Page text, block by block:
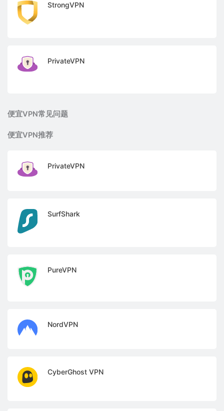
StrongVPN
PrivateVPN
便宜VPN常见问题
便宜VPN推荐
PrivateVPN
SurfShark
PureVPN
NordVPN
CyberGhost VPN